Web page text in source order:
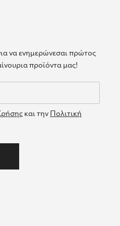
να ενημερώνεσαι πρώτος
προϊόντα μας!
και την Πολιτική